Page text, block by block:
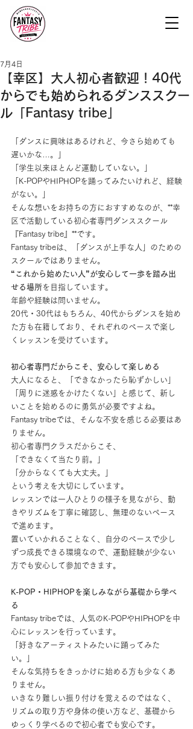
【幸区】大人初心者歓迎！40代
からでも始められるダンススクー
ル「Fantasy tribe」
7月4日
「ダンスに興味はあるけれど、今さら始めても
遅いかな…。」
「学生以来ほとんど運動していない。」
「K-POPやHIPHOPを踊ってみたいけれど、経験
がない。」
そんな想いをお持ちの方におすすめなのが、**幸
区で活動している初心者専門ダンススクール
『Fantasy tribe』**です。
Fantasy tribeは、「ダンスが上手な人」のための
スクールではありません。
“これから始めたい人”が安心して一歩を踏み出
せる場所を目指しています。
年齢や経験は問いません。
20代・30代はもちろん、40代からダンスを始め
た方も在籍しており、それぞれのペースで楽し
くレッスンを受けています。
初心者専門だからこそ、安心して楽しめる
大人になると、「できなかったら恥ずかしい」
「周りに迷惑をかけたくない」と感じて、新し
いことを始めるのに勇気が必要ですよね。
Fantasy tribeでは、そんな不安を感じる必要はあ
りません。
初心者専門クラスだからこそ、
「できなくて当たり前。」
「分からなくても大丈夫。」
という考えを大切にしています。
レッスンでは一人ひとりの様子を見ながら、動
きやリズムを丁寧に確認し、無理のないペース
で進めます。
置いていかれることなく、自分のペースで少し
ずつ成長できる環境なので、運動経験が少ない
方でも安心して参加できます。
K-POP・HIPHOPを楽しみながら基礎から学べ
る
Fantasy tribeでは、人気のK-POPやHIPHOPを中
心にレッスンを行っています。
「好きなアーティストみたいに踊ってみた
い。」
そんな気持ちをきっかけに始める方も少なくあ
りません。
いきなり難しい振り付けを覚えるのではなく、
リズムの取り方や身体の使い方など、基礎から
ゆっくり学べるので初心者でも安心です。